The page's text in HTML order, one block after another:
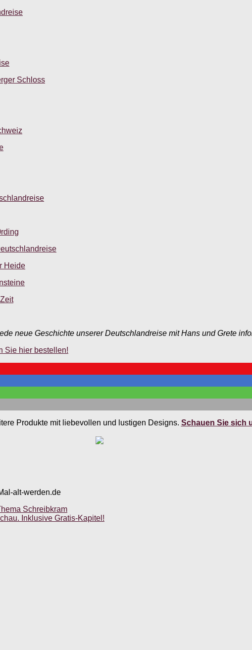
Schloss
Heide
neue Geschichte unserer Deutschlandreise mit Hans und Grete
Sie hier bestellen!
Produkte mit liebevollen und lustigen Designs. Schauen Sie sich
alt-werden.de
Schreibkram
Inklusive Gratis-Kapitel!